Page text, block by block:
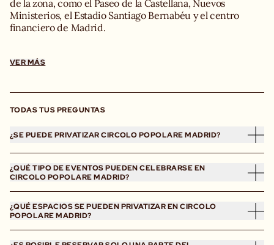
de la zona, como el Paseo de la Castellana, Nuevos
Ministerios, el Estadio Santiago Bernabéu y el centro
financiero de Madrid.
Situado a pocos minutos de las estaciones de Nuevos
Ministerios y Santiago Bernabéu, es el lugar perfecto para
una auténtica pizza napolitana en el corazón de Madrid.
VER MÁS
TODAS TUS PREGUNTAS
¿SE PUEDE PRIVATIZAR CIRCOLO POPOLARE MADRID?
¡Por supuesto! En Circolo Popolare Madrid es posible
organizar eventos privados tanto con la privatización
fecha y el número de invitados. Ya sea para un
cumpleaños, una cena de empresa, un lanzamiento de
¿QUÉ TIPO DE EVENTOS PUEDEN CELEBRARSE EN
CIRCOLO POPOLARE MADRID?
Desde cumpleaños y celebraciones familiares hasta cenas
corporativas, lanzamientos de producto, eventos de
¿QUÉ ESPACIOS SE PUEDEN PRIVATIZAR EN CIRCOLO
POPOLARE MADRID?